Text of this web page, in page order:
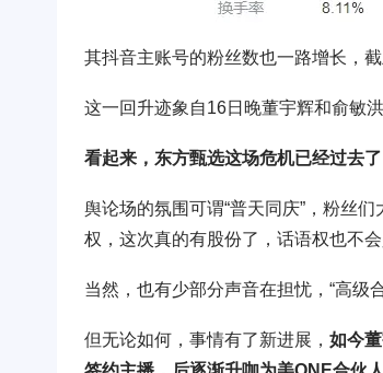
其抖音主账号的粉丝数也一路增长，
这一回升迹象自16日晚董宇辉和俞敏
看起来，东方甄选这场危机已经过去了
舆论场的氛围可谓“普天同庆”，粉丝
权，这次真的有股份了，话语权也不
当然，也有少部分声音在担忧，“高级
但无论如何，事情有了新进展， 如今